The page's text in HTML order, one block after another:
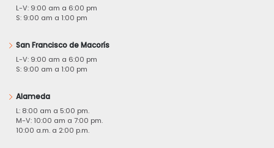
L-V: 9:00 am a 6:00 pm
S: 9:00 am a 1:00 pm
San Francisco de Macorís
L-V: 9:00 am a 6:00 pm
S: 9:00 am a 1:00 pm
Alameda
L: 8:00 am a 5:00 pm.
M-V: 10:00 am a 7:00 pm.
10:00 a.m. a 2:00 p.m.